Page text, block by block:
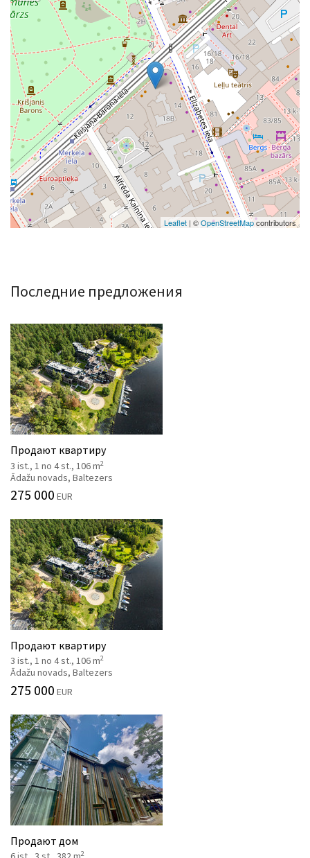
Leaflet | ©OpenStreetMapcontributors
Последние предложения
Продают квартиру
3 ist., 1 no 4 st., 106 m2
Ādažu novads, Baltezers
275 000 EUR
Продают квартиру
3 ist., 1 no 4 st., 106 m2
Ādažu novads, Baltezers
275 000 EUR
Продают дом
2